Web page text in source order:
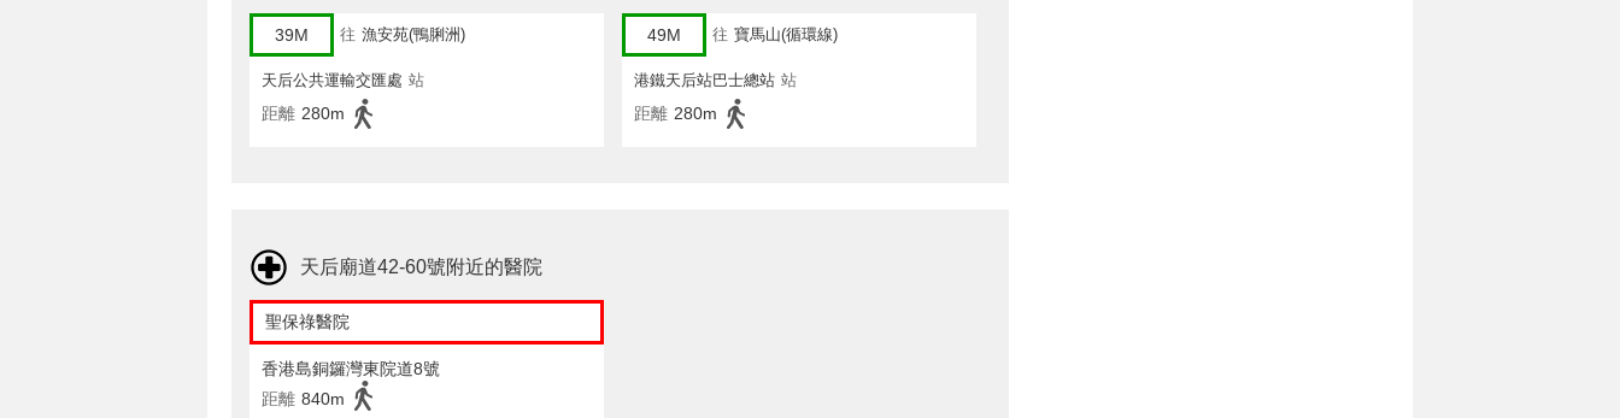
39M 往 漁安苑(鴨脷洲)
天后公共運輸交匯處 站
距離 280m
49M 往 寶馬山(循環線)
港鐵天后站巴士總站 站
距離 280m
天后廟道42-60號附近的醫院
聖保祿醫院
香港島銅鑼灣東院道8號
距離 840m